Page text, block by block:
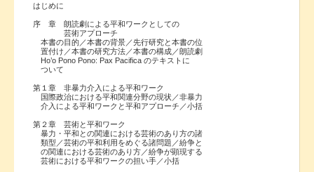
はじめに
序 章 朗読劇による平和ワークとしての
芸術アプローチ
本書の目的／本書の背景／先行研究と本書の位
置付け／本書の研究方法／本書の構成／朗読劇
Ho’o Pono Pono: Pax Pacifica のテキストに
ついて
第１章 非暴力介入による平和ワーク
国際政治における平和関連分野の現状／非暴力
介入による平和ワークと平和アプローチ／小括
第２章 芸術と平和ワーク
暴力・平和との関連における芸術のあり方の諸
類型／芸術の平和利用をめぐる諸問題／紛争と
の関連における芸術のあり方／紛争が顕現する
芸術における平和ワークの担い手／小括